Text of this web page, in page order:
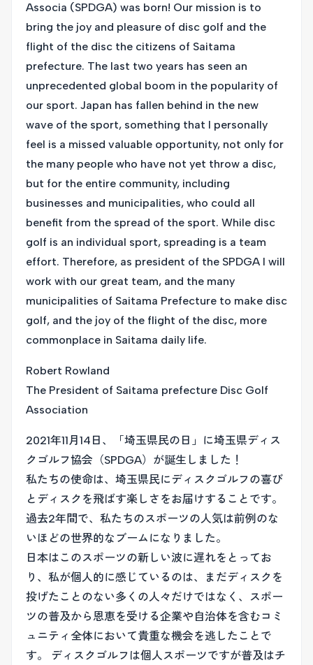
Associa (SPDGA) was born! Our mission is to
bring the joy and pleasure of disc golf and the
flight of the disc the citizens of Saitama
prefecture. The last two years has seen an
unprecedented global boom in the popularity of
our sport. Japan has fallen behind in the new
wave of the sport, something that I personally
feel is a missed valuable opportunity, not only for
the many people who have not yet throw a disc,
but for the entire community, including
businesses and municipalities, who could all
benefit from the spread of the sport. While disc
golf is an individual sport, spreading is a team
effort. Therefore, as president of the SPDGA I will
work with our great team, and the many
municipalities of Saitama Prefecture to make disc
golf, and the joy of the flight of the disc, more
commonplace in Saitama daily life.
Robert Rowland
The President of Saitama prefecture Disc Golf
Association
2021年11月14日、「埼玉県民の日」に埼玉県ディス
クゴルフ協会（SPDGA）が誕生しました！
私たちの使命は、埼玉県民にディスクゴルフの喜び
とディスクを飛ばす楽しさをお届けすることです。
過去2年間で、私たちのスポーツの人気は前例のな
いほどの世界的なブームになりました。
日本はこのスポーツの新しい波に遅れをとってお
り、私が個人的に感じているのは、まだディスクを
投げたことのない多くの人々だけではなく、スポー
ツの普及から恩恵を受ける企業や自治体を含むコミ
ュニティ全体において貴重な機会を逃したことで
す。 ディスクゴルフは個人スポーツですが普及はチ